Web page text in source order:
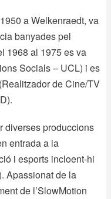
a Welkenraedt, va
banyades pel
1968 al 1975 es va
Socials – UCL) i es
de Cine/TV
diverses produccions
entrada a la
i esports incloent-hi
Apassionat de la
de l’SlowMotion